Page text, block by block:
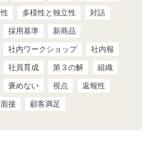
多様性と独立性
対話
採用基準
新商品
社内ワークショップ
社内報
社員育成 第３の解
組織
褒めない 視点
返報性
面接 顧客満足